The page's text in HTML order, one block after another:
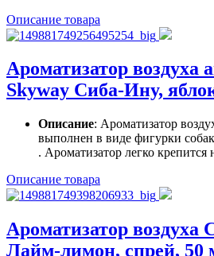
Описание товара
Ароматизатор воздуха
Skyway Сиба-Ину,
Описание: Ароматизатор
выполнен в виде фигурки
. Ароматизатор легко крепится
Описание товара
Ароматизатор воздуха
Лайм-лимон, спрей, 50